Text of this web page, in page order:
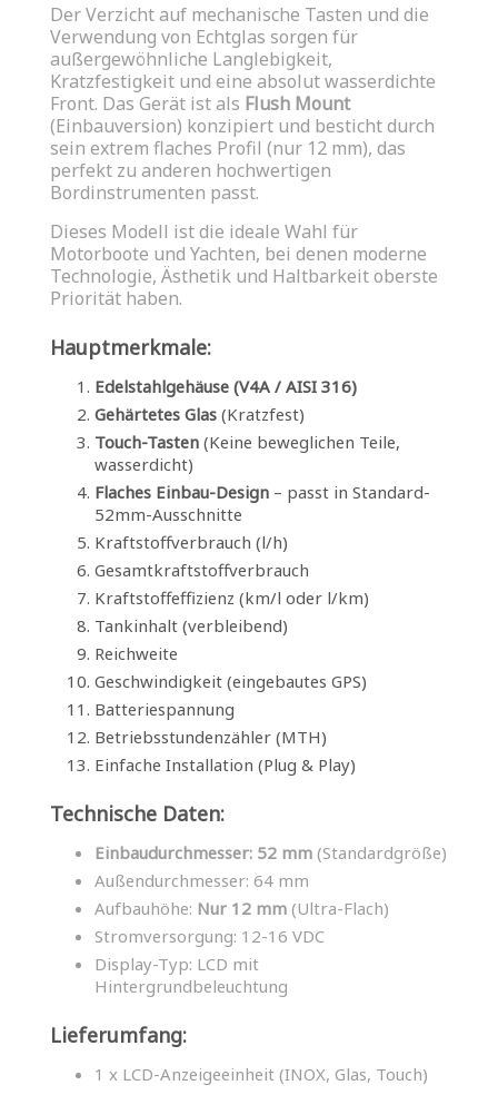
Der Verzicht auf mechanische Tasten und die
Verwendung von Echtglas sorgen für
außergewöhnliche Langlebigkeit,
Kratzfestigkeit und eine absolut wasserdichte
Front. Das Gerät ist als Flush Mount
(Einbauversion) konzipiert und besticht durch
sein extrem flaches Profil (nur 12 mm), das
perfekt zu anderen hochwertigen
Bordinstrumenten passt.
Dieses Modell ist die ideale Wahl für
Motorboote und Yachten, bei denen moderne
Technologie, Ästhetik und Haltbarkeit oberste
Priorität haben.
Hauptmerkmale:
Edelstahlgehäuse (V4A / AISI 316)
Gehärtetes Glas (Kratzfest)
Touch-Tasten (Keine beweglichen Teile,
wasserdicht)
Flaches Einbau-Design – passt in Standard-
52mm-Ausschnitte
Kraftstoffverbrauch (l/h)
Gesamtkraftstoffverbrauch
Kraftstoffeffizienz (km/l oder l/km)
Tankinhalt (verbleibend)
Reichweite
Geschwindigkeit (eingebautes GPS)
Batteriespannung
Betriebsstundenzähler (MTH)
Einfache Installation (Plug & Play)
Technische Daten:
Einbaudurchmesser: 52 mm (Standardgröße)
Außendurchmesser: 64 mm
Aufbauhöhe: Nur 12 mm (Ultra-Flach)
Stromversorgung: 12-16 VDC
Display-Typ: LCD mit
Hintergrundbeleuchtung
Lieferumfang:
1 x LCD-Anzeigeeinheit (INOX, Glas, Touch)